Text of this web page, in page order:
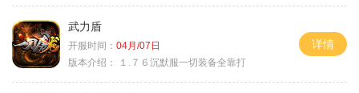
武力盾
开服时间： 04月/07日
版本介绍：
１.７６沉默服一切装备全靠打
详情